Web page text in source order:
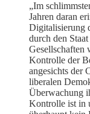
„Im
Jahren daran
Digitalisierung
durch den
Gesellschaften
Kontrolle der
angesichts der
liberalen
Überwachung
Kontrolle ist in